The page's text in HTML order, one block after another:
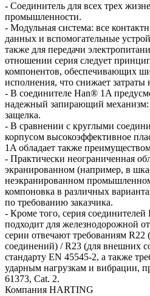
- Соединитель для всех трех
промышленности.
- Модульная система: все
данных и вспомогательные
также для передачи
отношении серия следует
компонентов, обеспечивающих
исполнения, что снижает затраты
- В соединителе Han® 1A
надежный запирающий
защелка.
- В сравнении с круглыми
корпусом высокоэффективное
1A обладает также
- Практически неограниченная
экранированном (например, в
неэкранированном
компоновка в различных
по требованию заказчика.
- Кроме того, серия
подходит для железнодорожной
серии отвечают требованиям R22
соединений) / R23 (для внешних
стандарту EN 45545-2, а также
ударным нагрузкам и вибрации,
61373, Cat. 2.
Компания HARTING